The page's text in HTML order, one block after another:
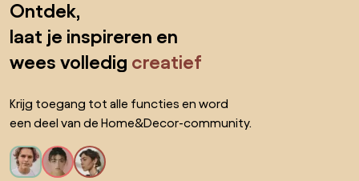
Ontdek,
laat je inspireren en
wees volledig creatief
Krijg toegang tot alle functies en word
een deel van de Home&Decor-community.